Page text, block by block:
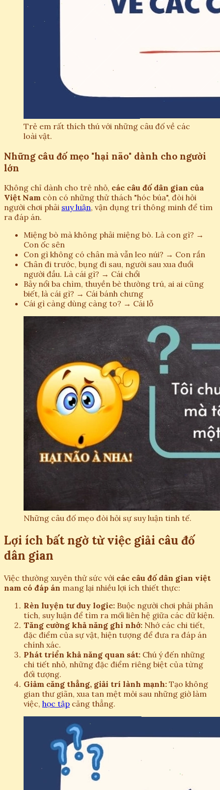
Trẻ em rất thích thú với những câu đố về các
loài vật.
Những câu đố mẹo "hại não" dành cho người
lớn
Không chỉ dành cho trẻ nhỏ, các câu đố dân gian của
Việt Nam còn có những thử thách "hóc búa", đòi hỏi
người chơi phải suy luận, vận dụng trí thông minh để tìm
ra đáp án.
Miệng bò mà không phải miệng bò. Là con gì? →
Con ốc sên
Con gì không có chân mà vẫn leo núi? → Con rắn
Chân đi trước, bụng đi sau, người sau xua đuổi
người đầu. Là cái gì? → Cái chổi
Bảy nổi ba chìm, thuyền bè thường trú, ai ai cũng
biết, là cái gì? → Cái bánh chưng
Cái gì càng dùng càng to? → Cái lỗ
Những câu đố mẹo đòi hỏi sự suy luận tinh tế.
Lợi ích bất ngờ từ việc giải câu đố
dân gian
Việc thường xuyên thử sức với các câu đố dân gian việt
nam có đáp án mang lại nhiều lợi ích thiết thực:
Rèn luyện tư duy logic: Buộc người chơi phải phân
tích, suy luận để tìm ra mối liên hệ giữa các dữ kiện.
Tăng cường khả năng ghi nhớ: Nhớ các chi tiết,
đặc điểm của sự vật, hiện tượng để đưa ra đáp án
chính xác.
Phát triển khả năng quan sát: Chú ý đến những
chi tiết nhỏ, những đặc điểm riêng biệt của từng
đối tượng.
Giảm căng thẳng, giải trí lành mạnh: Tạo không
gian thư giãn, xua tan mệt mỏi sau những giờ làm
việc, học tập căng thẳng.